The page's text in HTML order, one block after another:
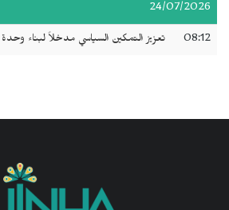
24/07/2026
08:12 تعزيز التمكين السياسي مدخلاً لبناء